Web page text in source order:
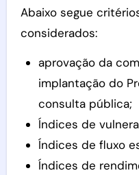
Abaixo segue
considerados:
aprovação da
implantação do
consulta
Índices de
Índices de fluxo
Índices de